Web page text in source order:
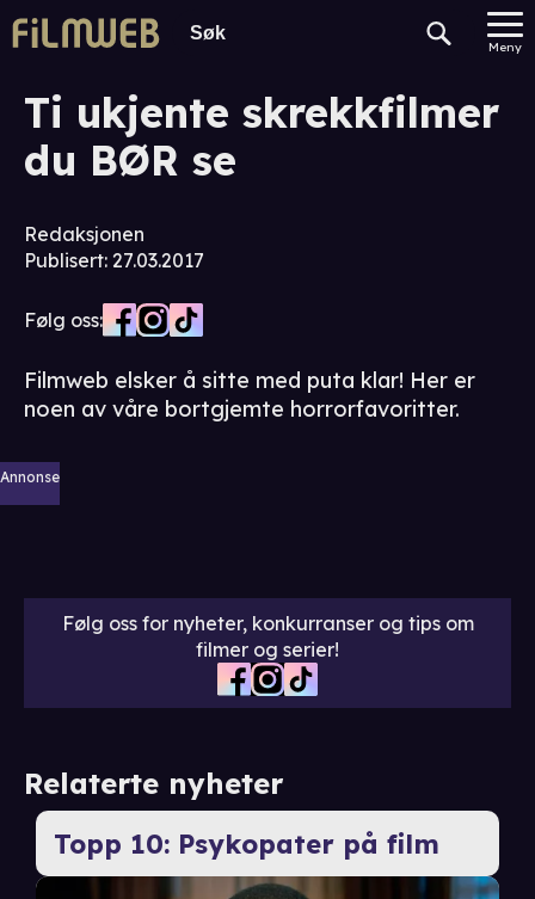
Meny
Ti ukjente skrekkfilmer
du BØR se
Redaksjonen
Publisert: 27.03.2017
Følg oss:
Filmweb elsker å sitte med puta klar! Her er
noen av våre bortgjemte horrorfavoritter.
Annonse
Følg oss for nyheter, konkurranser og tips om
filmer og serier!
Relaterte nyheter
Topp 10: Psykopater på film